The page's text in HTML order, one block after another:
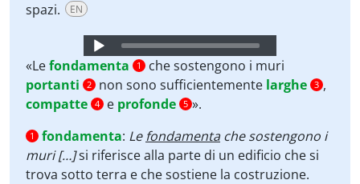
spazi.
EN
Audio
Player
«Lefondamenta 1
che sostengono i muri
portanti
2 non sono sufficientemente larghe 3 ,
compatte 4 e profonde 5 ».
1 fondamenta: Lefondamentache sostengono i
muri […]si riferisce alla parte di un edificio che si
trova sotto terra e che sostiene la costruzione.